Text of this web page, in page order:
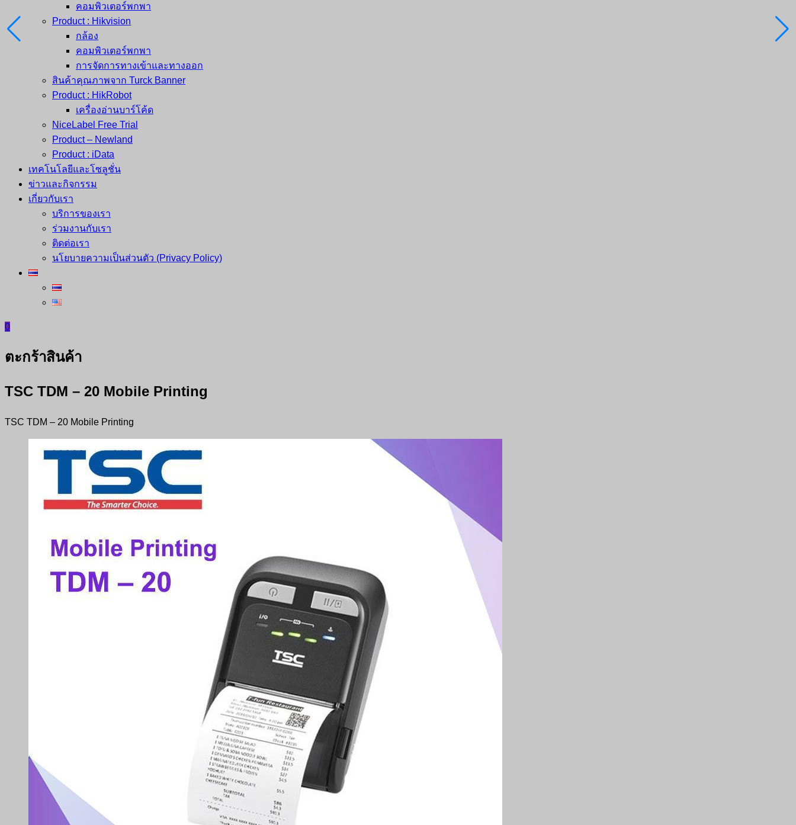
คอมพิวเตอร์พกพา
Product : Hikvision
กล้อง
คอมพิวเตอร์พกพา
การจัดการทางเข้าและทางออก
สินค้าคุณภาพจาก Turck Banner
Product : HikRobot
เครื่องอ่านบาร์โค้ด
NiceLabel Free Trial
Product – Newland
Product : iData
เทคโนโลยีและโซลูชั่น
ข่าวและกิจกรรม
เกี่ยวกับเรา
บริการของเรา
ร่วมงานกับเรา
ติดต่อเรา
นโยบายความเป็นส่วนตัว (Privacy Policy)
0
ตะกร้าสินค้า
TSC TDM – 20 Mobile Printing
TSC TDM – 20 Mobile Printing